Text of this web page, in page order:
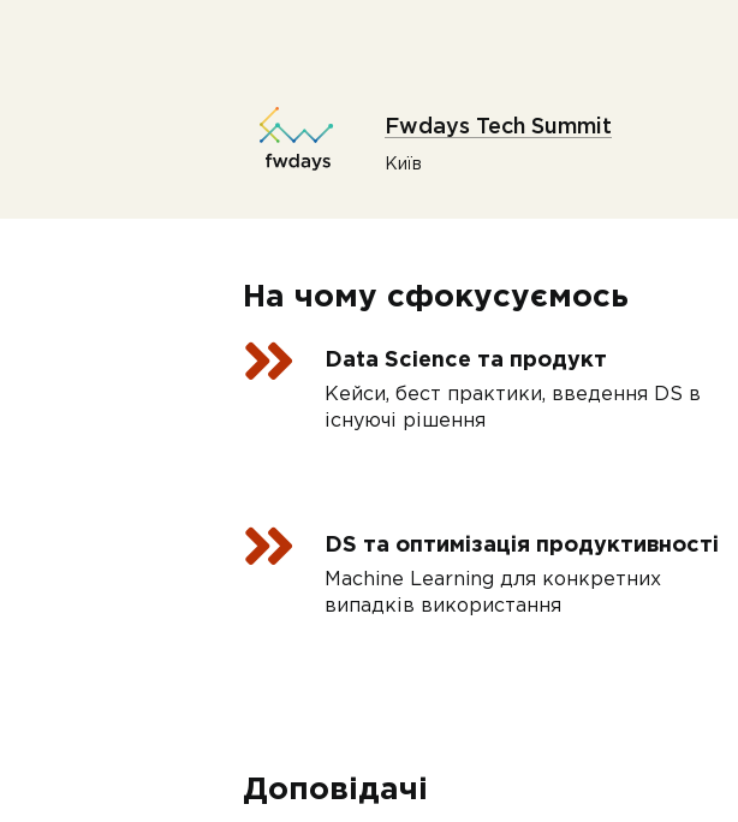
Fwdays Tech Summit
Київ
На чому сфокусуємось
Data Science та продукт
Кейси, бест практики, введення DS в
існуючі рішення
DS та оптимізація продуктивності
Machine Learning для конкретних
випадків використання
Доповідачі